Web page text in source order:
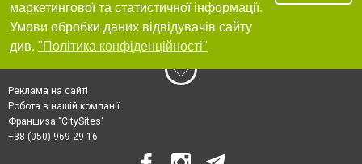
маркетингової та статистичної інформації.
Умови обробки даних відвідувачів сайту
див. "Політика конфіденційності"
Реклама на сайті
Робота в нашій компанії
Франшиза "CitySites"
+38 (050) 969-29-16